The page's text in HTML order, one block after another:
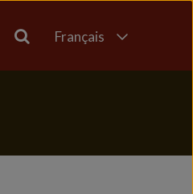
Français